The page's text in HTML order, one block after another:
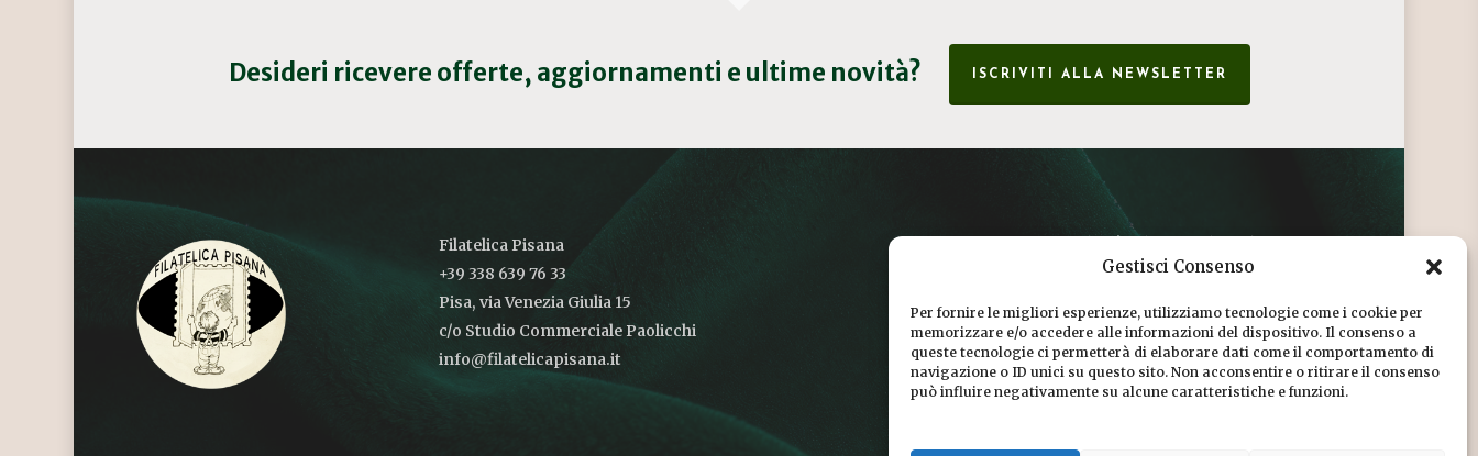
Gestisci Consenso
Per fornire le migliori esperienze, utilizziamo tecnologie come i cookie per
memorizzare e/o accedere alle informazioni del dispositivo. Il consenso a
queste tecnologie ci permetterà di elaborare dati come il comportamento di
navigazione o ID unici su questo sito. Non acconsentire o ritirare il consenso
può influire negativamente su alcune caratteristiche e funzioni.
Desideri ricevere offerte, aggiornamenti e ultime novità? ISCRIVITI ALLA NEWSLETTER
Filatelica Pisana
+39 338 639 76 33
Pisa, via Venezia Giulia 15
c/o Studio Commerciale Paolicchi
info@filatelicapisana.it
COOKIE POLICY
DICONO DI NOI
CHI SIAMO